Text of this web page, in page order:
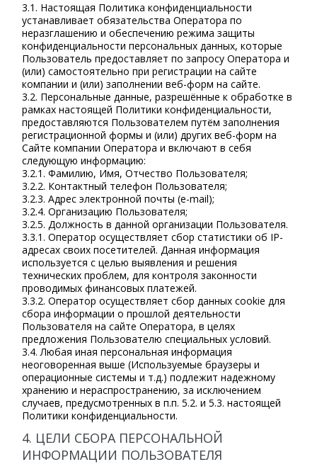
3.1. Настоящая Политика конфиденциальности
устанавливает обязательства Оператора по
неразглашению и обеспечению режима защиты
конфиденциальности персональных данных, которые
Пользователь предоставляет по запросу Оператора и
(или) самостоятельно при регистрации на сайте
компании и (или) заполнении веб-форм на сайте.
3.2. Персональные данные, разрешённые к обработке в
рамках настоящей Политики конфиденциальности,
предоставляются Пользователем путём заполнения
регистрационной формы и (или) других веб-форм на
Сайте компании Оператора и включают в себя
следующую информацию:
3.2.1. Фамилию, Имя, Отчество Пользователя;
3.2.2. Контактный телефон Пользователя;
3.2.3. Адрес электронной почты (e-mail);
3.2.4. Организацию Пользователя;
3.2.5. Должность в данной организации Пользователя.
3.3.1. Оператор осуществляет сбор статистики об IP-
адресах своих посетителей. Данная информация
используется с целью выявления и решения
технических проблем, для контроля законности
проводимых финансовых платежей.
3.3.2. Оператор осуществляет сбор данных cookie для
сбора информации о прошлой деятельности
Пользователя на сайте Оператора, в целях
предложения Пользователю специальных условий.
3.4. Любая иная персональная информация
неоговоренная выше (Используемые браузеры и
операционные системы и т.д.) подлежит надежному
хранению и нераспространению, за исключением
случаев, предусмотренных в п.п. 5.2. и 5.3. настоящей
Политики конфиденциальности.
4. ЦЕЛИ СБОРА ПЕРСОНАЛЬНОЙ
ИНФОРМАЦИИ ПОЛЬЗОВАТЕЛЯ